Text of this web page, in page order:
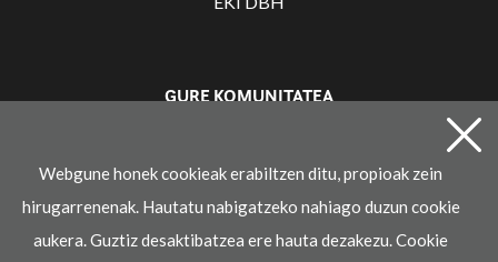
GURE KOMUNITATEA
Webgune honek cookieak erabiltzen ditu, propioak zein
hirugarrenenak. Hautatu nabigatzeko nahiago duzun cookie
aukera. Guztiz desaktibatzea ere hauta dezakezu. Cookie